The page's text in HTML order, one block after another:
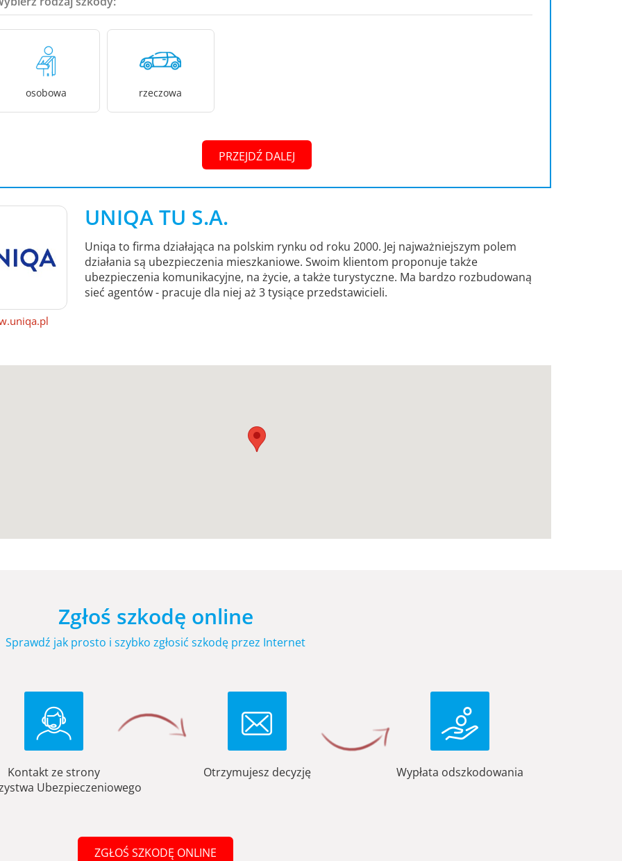
osobowa rzeczowa
PRZEJDŹ DALEJ
UNIQA TU S.A.
Uniqa to firma działająca na polskim rynku od roku 2000. Jej najważniejszym polem
działania są ubezpieczenia mieszkaniowe. Swoim klientom proponuje także
ubezpieczenia komunikacyjne, na życie, a także turystyczne. Ma bardzo rozbudowaną
sieć agentów - pracuje dla niej aż 3 tysiące przedstawicieli.
Zgłoś szkodę online
Sprawdź jak prosto i szybko zgłosić szkodę przez Internet
Kontakt ze strony
Ubezpieczeniowego
Otrzymujesz decyzję Wypłata odszkodowania
ZGŁOŚ SZKODĘ ONLINE